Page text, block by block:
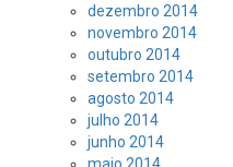
dezembro 2014
novembro 2014
outubro 2014
setembro 2014
agosto 2014
julho 2014
junho 2014